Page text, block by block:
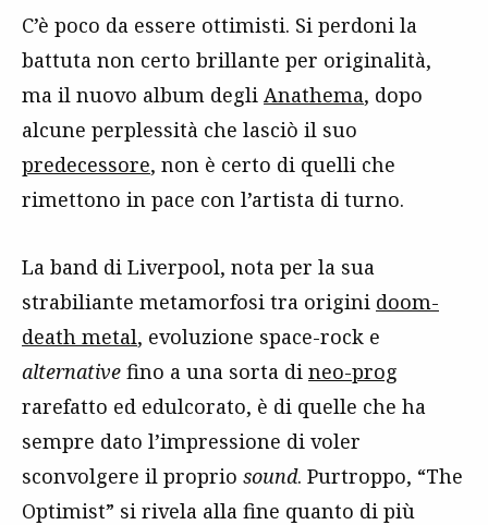
C’è poco da essere ottimisti. Si perdoni la
battuta non certo brillante per originalità,
ma il nuovo album degli Anathema, dopo
alcune perplessità che lasciò il suo
predecessore, non è certo di quelli che
rimettono in pace con l’artista di turno.
La band di Liverpool, nota per la sua
strabiliante metamorfosi tra origini doom-
death metal, evoluzione space-rock e
alternative fino a una sorta di neo-prog
rarefatto ed edulcorato, è di quelle che ha
sempre dato l’impressione di voler
sconvolgere il proprio sound. Purtroppo, “The
Optimist” si rivela alla fine quanto di più